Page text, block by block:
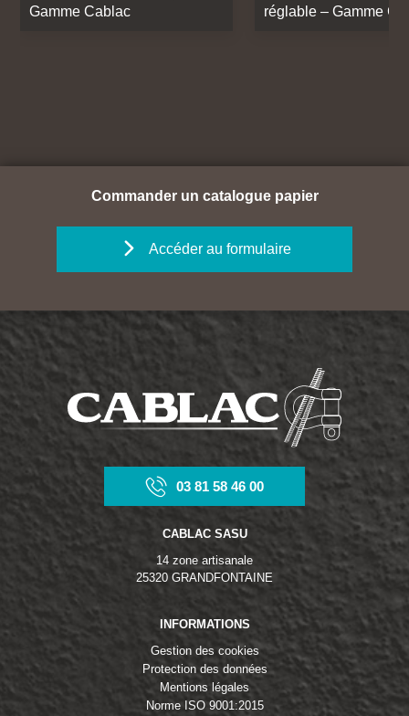
Gamme Cablac
réglable – Gamme
Commander un catalogue papier
Accéder au formulaire
03 81 58 46 00
CABLAC SASU
14 zone artisanale
25320 GRANDFONTAINE
INFORMATIONS
Gestion des cookies
Protection des données
Mentions légales
Norme ISO 9001:2015